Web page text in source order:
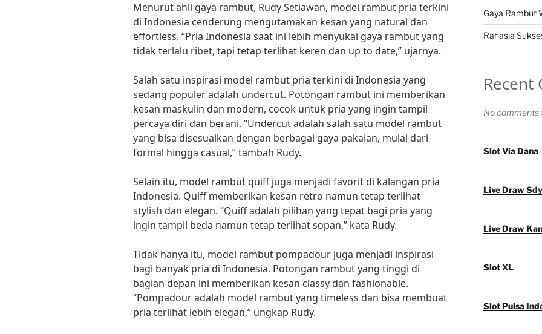
Menurut ahli gaya rambut, Rudy Setiawan, model rambut pria terkini
di Indonesia cenderung mengutamakan kesan yang natural dan
effortless. “Pria Indonesia saat ini lebih menyukai gaya rambut yang
tidak terlalu ribet, tapi tetap terlihat keren dan up to date,” ujarnya.
Salah satu inspirasi model rambut pria terkini di Indonesia yang
sedang populer adalah undercut. Potongan rambut ini memberikan
kesan maskulin dan modern, cocok untuk pria yang ingin tampil
percaya diri dan berani. “Undercut adalah salah satu model rambut
yang bisa disesuaikan dengan berbagai gaya pakaian, mulai dari
formal hingga casual,” tambah Rudy.
Selain itu, model rambut quiff juga menjadi favorit di kalangan pria
Indonesia. Quiff memberikan kesan retro namun tetap terlihat
stylish dan elegan. “Quiff adalah pilihan yang tepat bagi pria yang
ingin tampil beda namun tetap terlihat sopan,” kata Rudy.
Tidak hanya itu, model rambut pompadour juga menjadi inspirasi
bagi banyak pria di Indonesia. Potongan rambut yang tinggi di
bagian depan ini memberikan kesan classy dan fashionable.
“Pompadour adalah model rambut yang timeless dan bisa membuat
pria terlihat lebih elegan,” ungkap Rudy.
Gaya Rambut
Rahasia
Recent
No comments
Slot Via Dana
Live Draw Sdy
Live Draw
Slot XL
Slot Pulsa